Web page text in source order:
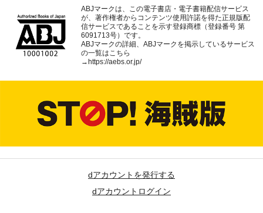
ABJマークは、この電子書店・電子書籍配信サービス
が、著作権者からコンテンツ使用許諾を得た正規版配
信サービスであることを示す登録商標（登録番号 第
6091713号）です。
ABJマークの詳細、ABJマークを掲示しているサービス
の一覧はこちら
→ https://aebs.or.jp/
dアカウントを発行する
dアカウントログイン